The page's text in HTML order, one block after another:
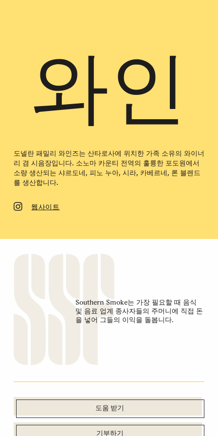
와인
도넬란 패밀리 와인즈는 산타로사에 위치한 가족 소유의 와이너
리 겸 시음장입니다. 소노마 카운티 전역의 훌륭한 포도원에서
소량 생산되는 샤르도네, 피노 누아, 시라, 카베르네, 론 블렌드
를 생산합니다.
웹사이트
Southern Smoke는 가장 필요할 때 음식
및 음료 업계 종사자들의 주머니에 직접 돈
을 넣어 그들의 이익을 돌봅니다.
도움 받기
기부하기